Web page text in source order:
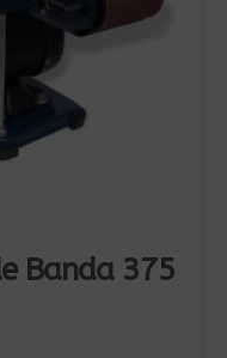
Banda 375